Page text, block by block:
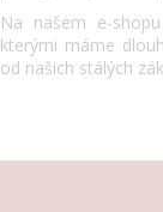
Na našem e-
kterými máme
od našich stálých